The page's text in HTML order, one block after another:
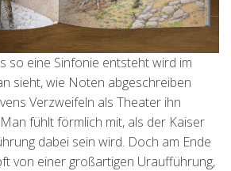
so eine Sinfonie entsteht wird im
sieht, wie Noten abgeschreiben
Verzweifeln als Theater ihn
fühlt förmlich mit, als der Kaiser
dabei sein wird. Doch am Ende
von einer großartigen Uraufführung,